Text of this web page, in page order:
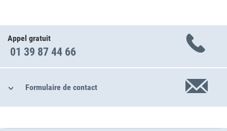
Appel gratuit
01 39 87 44 66
Formulaire de contact